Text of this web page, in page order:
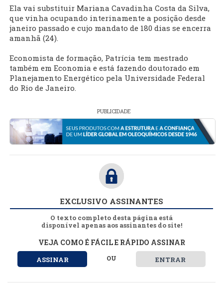
Ela vai substituir Mariana Cavadinha Costa da Silva,
que vinha ocupando interinamente a posição desde
janeiro passado e cujo mandato de 180 dias se encerra
amanhã (24).
Economista de formação, Patrícia tem mestrado
também em Economia e está fazendo doutorado em
Planejamento Energético pela Universidade Federal
do Rio de Janeiro.
PUBLICIDADE
EXCLUSIVO ASSINANTES
O texto completo desta página está
disponível apenas aos assinantes do site!
VEJA COMO É FÁCIL E RÁPIDO ASSINAR
ASSINAR OU ENTRAR